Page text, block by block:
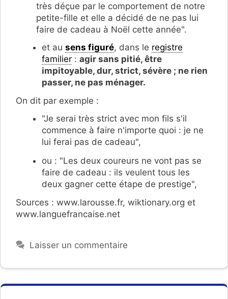
très déçue par le comportement de notre
petite-fille et elle a décidé de ne pas lui
faire de cadeau à Noël cette année".
et au sens figuré, dans le registre
familier : agir sans pitié, être
impitoyable, dur, strict, sévère ; ne rien
passer, ne pas ménager.
On dit par exemple :
"Je serai très strict avec mon fils s'il
commence à faire n'importe quoi : je ne
lui ferai pas de cadeau",
ou : "Les deux coureurs ne vont pas se
faire de cadeau : ils veulent tous les
deux gagner cette étape de prestige",
Sources : www.larousse.fr, wiktionary.org et
www.languefrancaise.net
Laisser un commentaire